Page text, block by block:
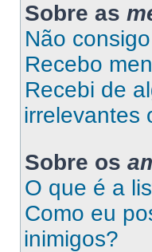
Sobre as
Não
Recebo
Recebi de
irrelevantes
Sobre os
O que é a
Como eu
inimigos?